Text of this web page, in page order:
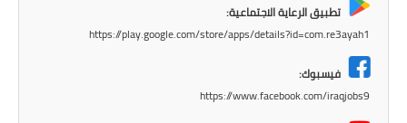
تطبيق الرعاية الاجتماعية:
https://play.google.com/store/apps/details?id=com.re3ayah1
فيسبوك:
https://www.facebook.com/iraqjobs9